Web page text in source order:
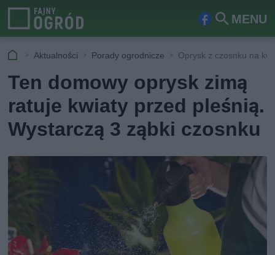
MENU
Fa
ook
Szu
Aktualności Porady ogrodnicze Oprysk z czosnku na
Ten domowy oprysk zimą
ratuje kwiaty przed pleśnią.
Wystarczą 3 ząbki czosnku